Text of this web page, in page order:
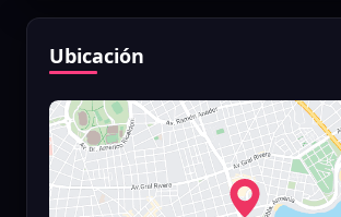
Ubicación